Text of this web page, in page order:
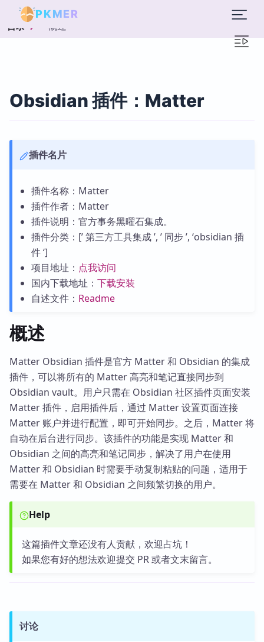
PKMER
目录 概述
Obsidian 插件：Matter
插件名片
插件名称：Matter
插件作者：Matter
插件说明：官方事务黑曜石集成。
插件分类：[’ 第三方工具集成 ’, ’ 同步 ’, ‘obsidian 插
件 ‘]
项目地址： 点我访问
国内下载地址： 下载安装
自述文件： Readme
概述
Matter Obsidian 插件是官方 Matter 和 Obsidian 的集成
插件，可以将所有的 Matter 高亮和笔记直接同步到
Obsidian vault。用户只需在 Obsidian 社区插件页面安装
Matter 插件，启用插件后，通过 Matter 设置页面连接
Matter 账户并进行配置，即可开始同步。之后，Matter 将
自动在后台进行同步。该插件的功能是实现 Matter 和
Obsidian 之间的高亮和笔记同步，解决了用户在使用
Matter 和 Obsidian 时需要手动复制粘贴的问题，适用于
需要在 Matter 和 Obsidian 之间频繁切换的用户。
Help
这篇插件文章还没有人贡献，欢迎占坑！
如果您有好的想法欢迎提交 PR 或者文末留言。
讨论